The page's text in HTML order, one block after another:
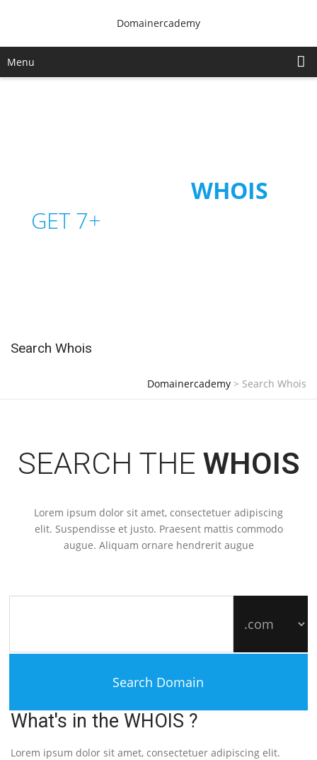
Domainercademy
Menu
WHOIS
GET 7+
Search Whois
Domainercademy > Search Whois
SEARCH THE WHOIS
Lorem ipsum dolor sit amet, consectetuer adipiscing
elit. Suspendisse et justo. Praesent mattis commodo
augue. Aliquam ornare hendrerit augue
What's in the WHOIS ?
Lorem ipsum dolor sit amet, consectetuer adipiscing elit.